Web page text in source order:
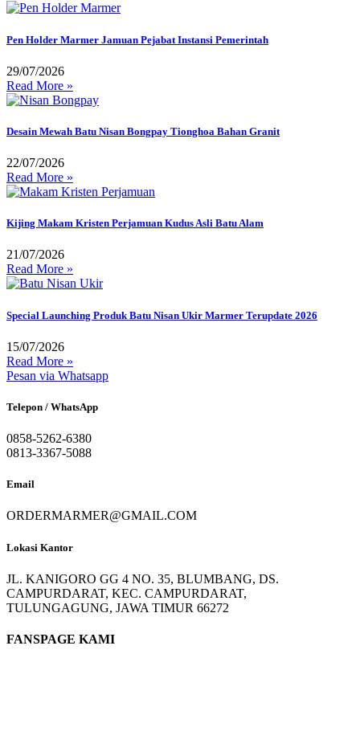
Pen Holder Marmer Jamuan Pejabat Instansi Pemerintah
29/07/2026
Read More »
Desain Mewah Batu Nisan Bongpay Tionghoa Bahan Granit
22/07/2026
Read More »
Kijing Makam Kristen Perjamuan Kudus Asli Batu Alam
21/07/2026
Read More »
Special Launching Produk Batu Nisan Ukir Marmer Terupdate 2026
15/07/2026
Read More »
Pesan via Whatsapp
Telepon / WhatsApp
0858-5262-6380
0813-3367-5088
Email
ORDERMARMER@GMAIL.COM
Lokasi Kantor
JL. KANIGORO GG 4 NO. 35, BLUMBANG, DS.
CAMPURDARAT, KEC. CAMPURDARAT,
TULUNGAGUNG, JAWA TIMUR 66272
FANSPAGE KAMI